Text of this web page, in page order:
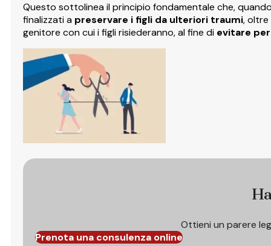
Questo sottolinea il principio fondamentale che,
finalizzati a preservare i figli da ulteriori traumi, oltre
genitore con cui i figli risiederanno, al fine di evitare
Ottieni un parere
Prenota una consulenza online